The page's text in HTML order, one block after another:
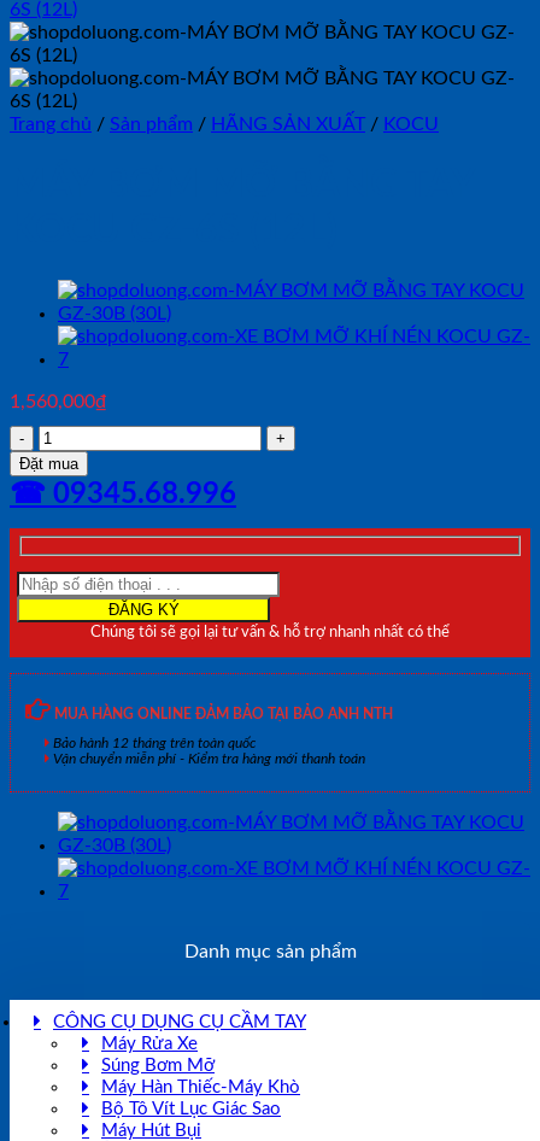
Trang chủ / Sản phẩm / HÃNG SẢN XUẤT / KOCU
1,560,000₫
MÁY
BƠM
MỠ
BẰNG
TAY
KOCU
GZ-
6S
(12L)
Đặt mua
☎ 09345.68.996
Chúng tôi sẽ gọi lại tư vấn & hỗ trợ nhanh nhất có thể
MUA HÀNG ONLINE ĐẢM BẢO TẠI BẢO ANH NTH
Bảo hành 12 tháng trên toàn quốc
Vận chuyển miễn phí - Kiểm tra hàng mới thanh toán
Danh mục sản phẩm
CÔNG CỤ DỤNG CỤ CẦM TAY
Máy Rửa Xe
Súng Bơm Mỡ
Máy Hàn Thiếc-Máy Khò
Bộ Tô Vít Lục Giác Sao
Máy Hút Bụi